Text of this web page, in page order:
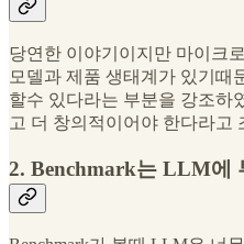
당연한 이야기이지만 마이크
모델과 제품 생태계가 있기때
할수 있다라는 부분을 강조하
고 더 창의적이어야 한다라고
2. Benchmark는 LLM에